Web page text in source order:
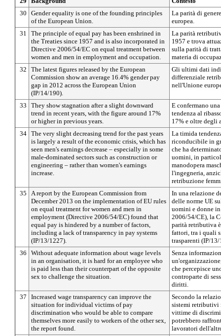
30
Gender equality is one of the founding principles
of the European Union.
La parità di
europea.
31
The principle of equal pay has been enshrined in
the Treaties since 1957 and is also incorporated in
Directive 2006/54/EC on equal treatment between
women and men in employment and occupation.
La parità
1957 e trova
sulla parità di
materia di
32
The latest figures released by the European
Commission show an average 16.4% gender pay
gap in 2012 across the European Union
(IP/14/190).
Gli ultimi dati
differenziale
nell'Unione
33
They show stagnation after a slight downward
trend in recent years, with the figure around 17%
or higher in previous years.
E confermano
tendenza al
17% e oltre degli
34 The very slight decreasing trend for the past years
is largely a result of the economic crisis, which has
seen men's earnings decrease – especially in some
male-dominated sectors such as construction or
engineering – rather than women's earnings
increase.
La timida
riconducibile in
che ha
uomini, in
manodopera
l'ingegneria,
retribuzione
35
A report by the European Commission from
December 2013 on the implementation of EU rules
on equal treatment for women and men in
employment (Directive 2006/54/EC) found that
equal pay is hindered by a number of factors,
including a lack of transparency in pay systems
(IP/13/1227).
In una relazione
delle norme UE
uomini e donne
2006/54/CE), la
parità retributiva
fattori, tra i quali
trasparenti (IP/
36
Without adequate information about wage levels
in an organisation, it is hard for an employee who
is paid less than their counterpart of the opposite
sex to challenge the situation.
Senza
che percepisce
controparte di
diritti.
37
Increased wage transparency can improve the
situation for individual victims of pay
discrimination who would be able to compare
themselves more easily to workers of the other sex,
the report found.
Secondo la
sistemi retributivi
vittime di
potrebbero
lavoratori